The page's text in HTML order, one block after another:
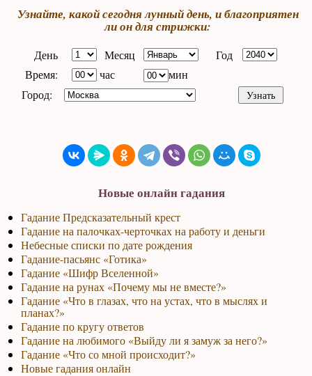
Узнайте, какой сегодня лунный день, и благоприятен
ли он для стрижки:
День Месяц
Год
Время:
час
мин
Город:
Новые онлайн гадания
Гадание Предсказательный крест
Гадание на палочках-черточках на работу и деньги
Небесные списки по дате рождения
Гадание-пасьянс «Готика»
Гадание «Шифр Вселенной»
Гадание на рунах «Почему мы не вместе?»
Гадание «Что в глазах, что на устах, что в мыслях и
планах?»
Гадание по кругу ответов
Гадание на любимого «Выйду ли я замуж за него?»
Гадание «Что со мной происходит?»
Новые гадания онлайн